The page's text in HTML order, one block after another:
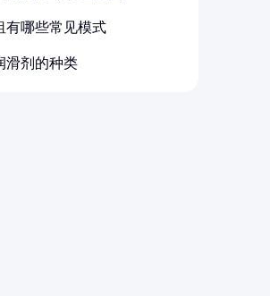
有哪些常见模式
滑剂的种类